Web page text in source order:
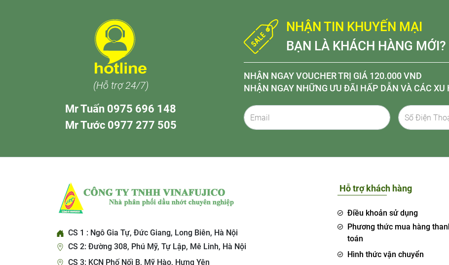
(Hỗ trợ 24/7)
Mr Tuấn 0975 696 148
Mr Tước 0977 277 505
NHẬN TIN KHUYẾN MẠI
BẠN LÀ KHÁCH HÀNG MỚI?
NHẬN NGAY VOUCHER TRỊ GIÁ 120.000 VND
NHẬN NGAY NHỮNG ƯU ĐÃI HẤP DẪN VÀ CÁC XU
CS 1 : Ngô Gia Tự, Đức Giang, Long Biên, Hà Nội
CS 2: Đường 308, Phú Mỹ, Tự Lập, Mê Linh, Hà Nội
CS 3: KCN Phố Nối B, Mỹ Hào, Hưng Yên
Hỗ trợ khách hàng
Điều khoản sử dụng
Phương thức mua hàng
toán
Hình thức vận chuyển